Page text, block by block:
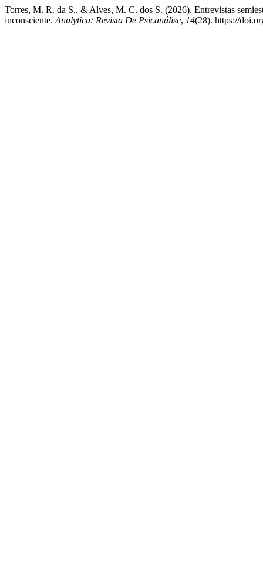
Torres, M. R. da S., & Alves, M. C. dos S. (2026). Entrevistas
inconsciente. Analytica: Revista De Psicanálise, 14(28). https://